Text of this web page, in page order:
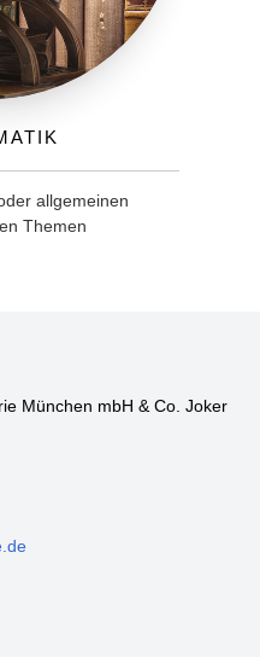
allgemeinen
Themen
München mbH & Co. Joker